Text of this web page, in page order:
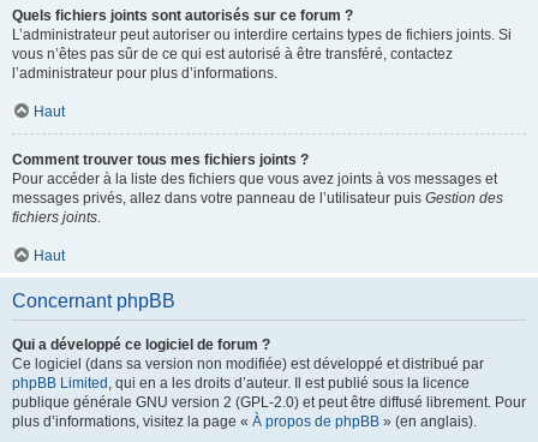
Quels fichiers joints sont autorisés sur ce forum ?
L’administrateur peut autoriser ou interdire certains types de fichiers joints. Si
vous n’êtes pas sûr de ce qui est autorisé à être transféré, contactez
l’administrateur pour plus d’informations.
Haut
Comment trouver tous mes fichiers joints ?
Pour accéder à la liste des fichiers que vous avez joints à vos messages et
messages privés, allez dans votre panneau de l’utilisateur puis Gestion des
fichiers joints.
Haut
Concernant phpBB
Qui a développé ce logiciel de forum ?
Ce logiciel (dans sa version non modifiée) est développé et distribué par
phpBB Limited , qui en a les droits d’auteur. Il est publié sous la licence
publique générale GNU version 2 (GPL-2.0) et peut être diffusé librement. Pour
plus d’informations, visitez la page « À propos de phpBB » (en anglais).